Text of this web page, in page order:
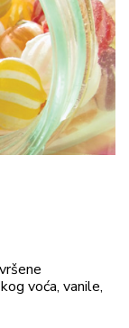
voća, vanile,